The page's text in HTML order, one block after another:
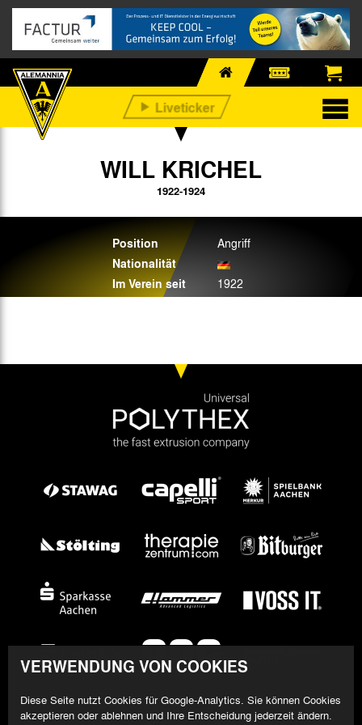
WILL KRICHEL
1922-1924
Position Angriff
Nationalität
Im Verein seit
1922
VERWENDUNG VON COOKIES
Diese Seite nutzt Cookies für Google-Analytics. Sie können Cookies
akzeptieren oder ablehnen und Ihre Entscheidung jederzeit ändern.